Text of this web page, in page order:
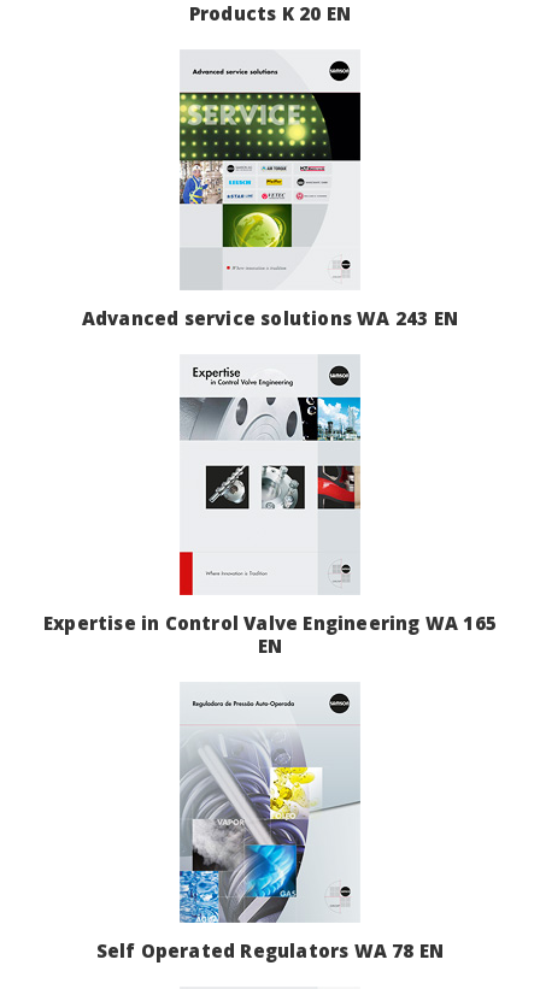
Products K 20 EN
Advanced service solutions WA 243 EN
Expertise in Control Valve Engineering WA 165
EN
Self Operated Regulators WA 78 EN